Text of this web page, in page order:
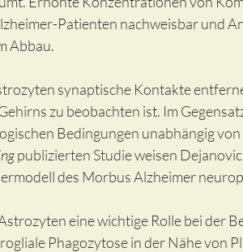
Patienten nachweisbar und
Abbau.
synaptische Kontakte
zu beobachten ist. Im
Bedingungen unabhängig
publizierten Studie weisen
des Morbus Alzheimer
eine wichtige Rolle bei der
Phagozytose in der Nähe von